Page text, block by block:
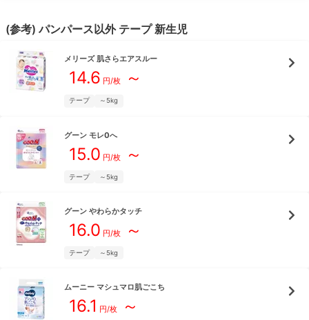
(参考)パンパース以外 テープ 新生児
メリーズ 肌さらエアスルー
14.6 円/枚～
テープ ～5kg
グーン モレ0へ
15.0 円/枚～
テープ ～5kg
グーン やわらかタッチ
16.0 円/枚～
テープ ～5kg
ムーニー マシュマロ肌ごこち
16.1 円/枚～